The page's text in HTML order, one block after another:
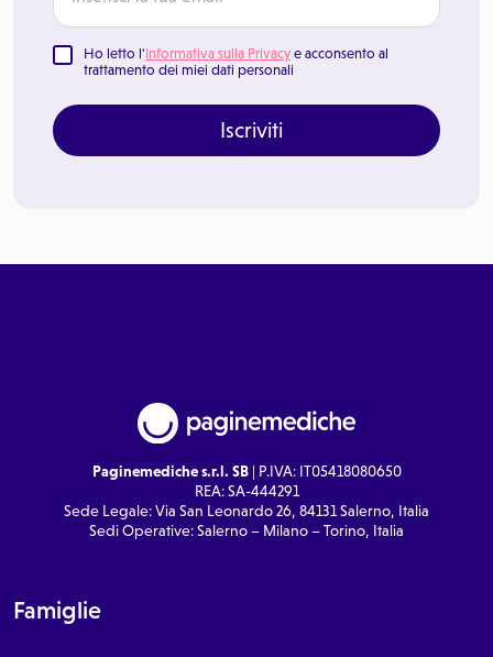
Ho letto l'Informativa sulla Privacy e acconsento al
trattamento dei miei dati personali
Iscriviti
Paginemediche s.r.l. SB| P.IVA: IT05418080650
REA: SA-444291
Sede Legale: Via San Leonardo 26, 84131 Salerno, Italia
Sedi Operative: Salerno – Milano – Torino, Italia
Famiglie